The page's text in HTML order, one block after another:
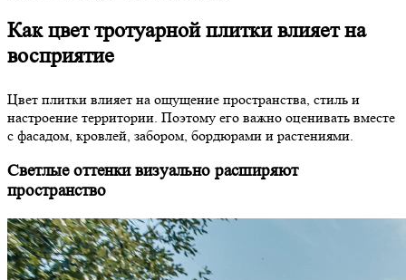
Как цвет тротуарной плитки влияет на
восприятие
Цвет плитки влияет на ощущение пространства, стиль и
настроение территории. Поэтому его важно оценивать вместе
с фасадом, кровлей, забором, бордюрами и растениями.
Светлые оттенки визуально расширяют
пространство